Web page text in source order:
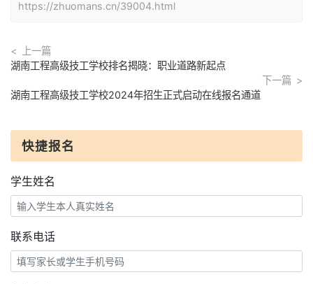
https://zhuomans.cn/39004.html
上一篇
湖南工程高级技工学校排名揭晓：职业道路新起点
下一篇
湖南工程高级技工学校2024年招生正式启动在线报名通道
快捷报名
学生姓名
联系电话